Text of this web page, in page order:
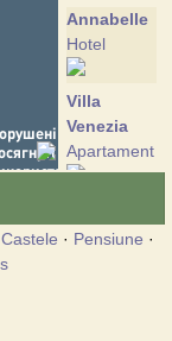
Annabelle
Hotel
Villa
Venezia
Apartament
Neapol
Castele · Pensiune ·